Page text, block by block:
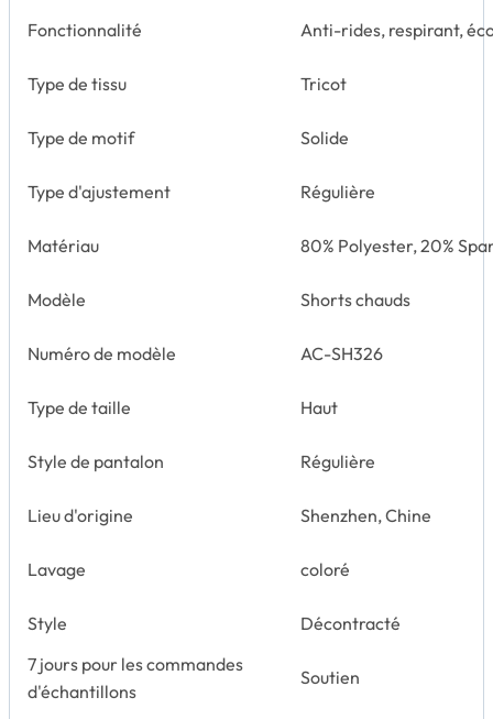
Fonctionnalité Anti-rides, respirant,
Type de tissu Tricot
Type de motif Solide
Type d'ajustement Régulière
Matériau 80% Polyester, 20%
Modèle Shorts chauds
Numéro de modèle AC-SH326
Type de taille Haut
Style de pantalon Régulière
Lieu d'origine Shenzhen, Chine
Lavage coloré
Style
Décontracté
7 jours pour les commandes
d'échantillons
Soutien